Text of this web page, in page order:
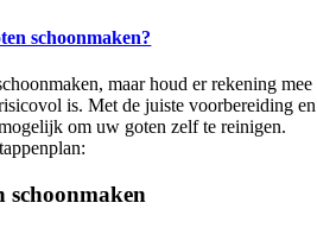
schoonmaken?
maar houd er rekening mee
is. Met de juiste voorbereiding en
om uw goten zelf te reinigen.
schoonmaken